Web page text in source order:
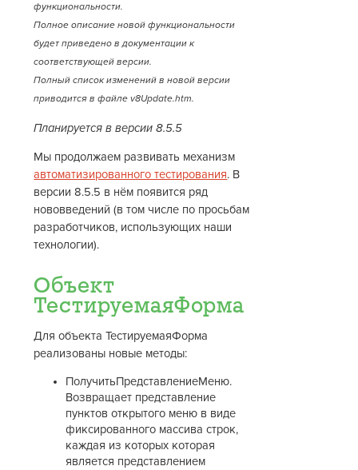
функциональности.
Полное описание новой функциональности
будет приведено в документации к
соответствующей версии.
Полный список изменений в новой версии
приводится в файле v8Update.htm.
Планируется в версии 8.5.5
Мы продолжаем развивать механизм
автоматизированного тестирования. В
версии 8.5.5 в нём появится ряд
нововведений (в том числе по просьбам
разработчиков, использующих наши
технологии).
Объект
ТестируемаяФорма
Для объекта ТестируемаяФорма
реализованы новые методы:
ПолучитьПредставлениеМеню.
Возвращает представление
пунктов открытого меню в виде
фиксированного массива строк,
каждая из которых которая
является представлением